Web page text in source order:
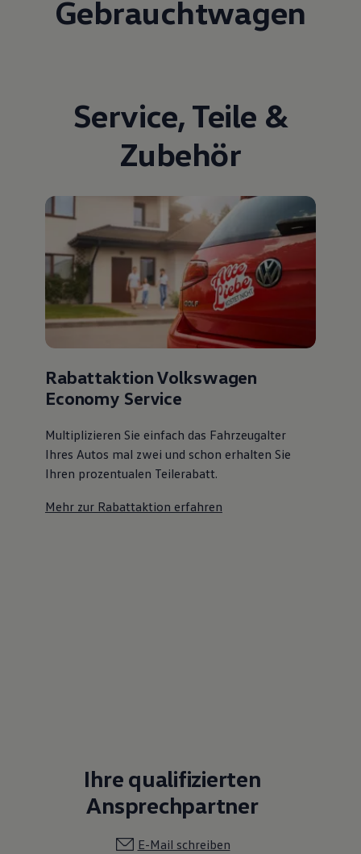
Gebrauchtwagen
Service, Teile &
Zubehör
Rabattaktion Volkswagen
Economy Service
Multiplizieren Sie einfach das Fahrzeugalter
Ihres Autos mal zwei und schon erhalten Sie
Ihren prozentualen Teilerabatt.
Mehr zur Rabattaktion erfahren
Ihre qualifizierten
Ansprechpartner
E-Mail schreiben